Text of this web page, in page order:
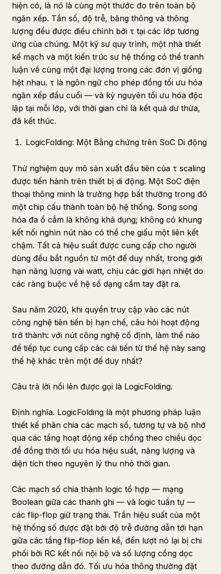
hiện có, là nó là cùng một thước đo trên toàn bộ
ngăn xếp. Tần số, độ trễ, băng thông và thông
lượng đều được điều chỉnh bởi τ tại các lớp tương
ứng của chúng. Một kỹ sư quy trình, một nhà thiết
kế mạch và một kiến trúc sư hệ thống có thể tranh
luận về cùng một đại lượng trong các đơn vị giống
hệt nhau. τ là ngôn ngữ cho phép đồng tối ưu hóa
ngăn xếp đầu cuối — và kỷ nguyên tối ưu hóa độc
lập tại mỗi lớp, với thời gian chỉ là kết quả dư thừa,
đã kết thúc.
LogicFolding: Một Bằng chứng trên SoC Di động
Thử nghiệm quy mô sản xuất đầu tiên của τ scaling
được tiến hành trên thiết bị di động. Một SoC điện
thoại thông minh là trường hợp bất thường trong đó
một chip cấu thành toàn bộ hệ thống. Song song
hóa đa ổ cắm là không khả dụng; không có khung
kết nối nghìn nút nào có thể che giấu một liên kết
chậm. Tất cả hiệu suất được cung cấp cho người
dùng đều bắt nguồn từ một đế duy nhất, trong giới
hạn năng lượng vài watt, chịu các giới hạn nhiệt do
các ràng buộc về hệ số dạng cầm tay đặt ra.
Sau năm 2020, khi quyền truy cập vào các nút
công nghệ tiên tiến bị hạn chế, câu hỏi hoạt động
trở thành: với nút công nghệ cố định, làm thế nào
để tiếp tục cung cấp các cải tiến từ thế hệ này sang
thế hệ khác trên một đế duy nhất?
Câu trả lời nổi lên được gọi là LogicFolding.
Định nghĩa. LogicFolding là một phương pháp luận
thiết kế phân chia các mạch số, tương tự và bộ nhớ
qua các tầng hoạt động xếp chồng theo chiều dọc
để đồng thời tối ưu hóa hiệu suất, năng lượng và
diện tích theo nguyên lý thu nhỏ thời gian.
Các mạch số chia thành logic tổ hợp — mạng
Boolean giữa các thanh ghi — và logic tuần tự —
các flip-flop giữ trạng thái. Trần hiệu suất của một
hệ thống số được đặt bởi độ trễ đường dẫn tới hạn
giữa các tầng flip-flop liền kề, đến lượt nó lại bị chi
phối bởi RC kết nối nội bộ và số lượng cổng dọc
theo đường dẫn đó. Tối ưu hóa thông thường đặt